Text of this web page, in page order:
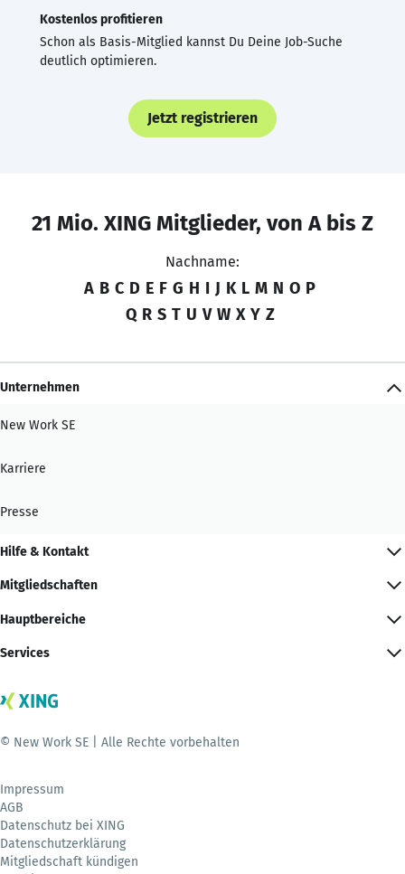
Kostenlos profitieren
Schon als Basis-Mitglied kannst Du Deine Job-Suche
deutlich optimieren.
Jetzt registrieren
21 Mio. XING Mitglieder, von A bis Z
Nachname:
A B C D E F G H I J K L M N O P
Q R S T U V W X Y Z
Unternehmen
New Work SE
Karriere
Presse
Hilfe & Kontakt
Mitgliedschaften
Hauptbereiche
Services
© New Work SE | Alle Rechte vorbehalten
Impressum
AGB
Datenschutz bei XING
Datenschutzerklärung
Mitgliedschaft kündigen